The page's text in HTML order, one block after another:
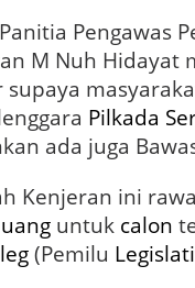
a
i
t
a
s
A
N
Panitia Pengawas
M Nuh Hidayat
supaya
Pilkada
ada juga
Kenjeran ini
untuk calon
(Pemilu